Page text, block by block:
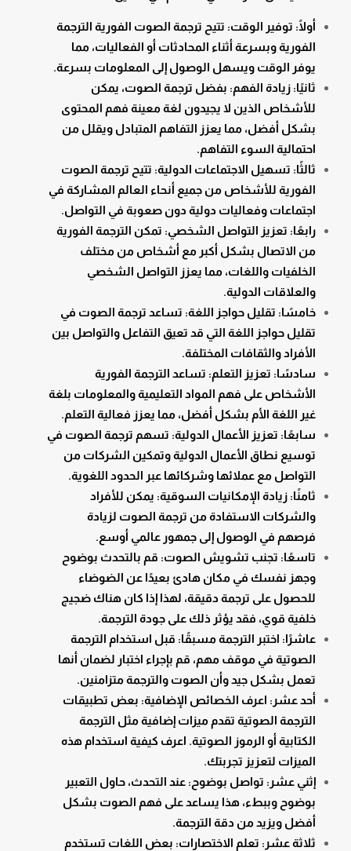
أولًا: توفير الوقت: تتيح ترجمة الصوت الفورية الترجمة
الفورية وبسرعة أثناء المحادثات أو الفعاليات، مما
يوفر الوقت ويسهل الوصول إلى المعلومات بسرعة.
ثانيًا: زيادة الفهم: بفضل ترجمة الصوت، يمكن
للأشخاص الذين لا يجيدون لغة معينة فهم المحتوى
بشكل أفضل، مما يعزز التفاهم المتبادل ويقلل من
احتمالية السوء التفاهم.
ثالثًا: تسهيل الاجتماعات الدولية: تتيح ترجمة الصوت
الفورية للأشخاص من جميع أنحاء العالم المشاركة في
اجتماعات وفعاليات دولية دون صعوبة في التواصل.
رابعًا: تعزيز التواصل الشخصي: تمكن الترجمة الفورية
من الاتصال بشكل أكبر مع أشخاص من مختلف
الخلفيات واللغات، مما يعزز التواصل الشخصي
والعلاقات الدولية.
خامسًا: تقليل حواجز اللغة: تساعد ترجمة الصوت في
تقليل حواجز اللغة التي قد تعيق التفاعل والتواصل بين
الأفراد والثقافات المختلفة.
سادسًا: تعزيز التعلم: تساعد الترجمة الفورية
الأشخاص على فهم المواد التعليمية والمعلومات بلغة
غير اللغة الأم بشكل أفضل، مما يعزز فعالية التعلم.
سابعًا: تعزيز الأعمال الدولية: تسهم ترجمة الصوت في
توسيع نطاق الأعمال الدولية وتمكين الشركات من
التواصل مع عملائها وشركائها عبر الحدود اللغوية.
ثامنًا: زيادة الإمكانيات السوقية: يمكن للأفراد
والشركات الاستفادة من ترجمة الصوت لزيادة
فرصهم في الوصول إلى جمهور عالمي أوسع.
تاسعًا: تجنب تشويش الصوت: قم بالتحدث بوضوح
وجهز نفسك في مكان هادئ بعيدًا عن الضوضاء
للحصول على ترجمة دقيقة، لهذا إذا كان هناك ضجيج
خلفية قوي، فقد يؤثر ذلك على جودة الترجمة.
عاشرًا: اختبر الترجمة مسبقًا: قبل استخدام الترجمة
الصوتية في موقف مهم، قم بإجراء اختبار لضمان أنها
تعمل بشكل جيد وأن الصوت والترجمة متزامنين.
أحد عشر: اعرف الخصائص الإضافية: بعض تطبيقات
الترجمة الصوتية تقدم ميزات إضافية مثل الترجمة
الكتابية أو الرموز الصوتية. اعرف كيفية استخدام هذه
الميزات لتعزيز تجربتك.
إثني عشر: تواصل بوضوح: عند التحدث، حاول التعبير
بوضوح وببطء، هذا يساعد على فهم الصوت بشكل
أفضل ويزيد من دقة الترجمة.
ثلاثة عشر: تعلم الاختصارات: بعض اللغات تستخدم